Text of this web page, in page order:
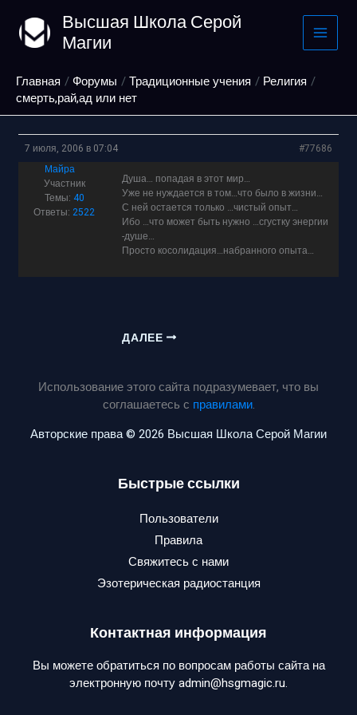
содержимому
Высшая Школа Серой
Магии
Главная Форумы Традиционные учения
Религия
смерть,рай,ад или нет
7 июля, 2006 в 07:04
#77686
Майра
Участник
Темы: 40
Ответы:2522
Душа… попадая в этот мир…
Уже не нуждается в том…что было в жизни…
С ней остается только …чистый опыт…
Ибо …что может быть нужно …сгустку энергии
-душе…
Просто косолидация…набранного опыта…
ДАЛЕЕ
Использование этого сайта подразумевает, что вы
соглашаетесь с правилами.
Авторские права © 2026 Высшая Школа Серой Магии
Быстрые ссылки
Пользователи
Правила
Свяжитесь с нами
Эзотерическая радиостанция
Контактная информация
Вы можете обратиться по вопросам работы сайта на
электронную почту admin@hsgmagic.ru.